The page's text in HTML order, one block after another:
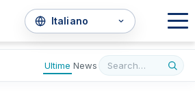
Ultime News